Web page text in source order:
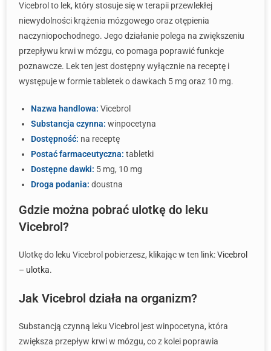
Vicebrol to lek, który stosuje się w terapii przewlekłej
niewydolności krążenia mózgowego oraz otępienia
naczyniopochodnego. Jego działanie polega na zwiększeniu
przepływu krwi w mózgu, co pomaga poprawić funkcje
poznawcze. Lek ten jest dostępny wyłącznie na receptę i
występuje w formie tabletek o dawkach 5 mg oraz 10 mg.
Nazwa handlowa: Vicebrol
Substancja czynna: winpocetyna
Dostępność: na receptę
Postać farmaceutyczna: tabletki
Dostępne dawki: 5 mg, 10 mg
Droga podania: doustna
Gdzie można pobrać ulotkę do leku
Vicebrol?
Ulotkę do leku Vicebrol pobierzesz, klikając w ten link:Vicebrol
– ulotka.
Jak Vicebrol działa na organizm?
Substancją czynną leku Vicebrol jest winpocetyna, która
zwiększa przepływ krwi w mózgu, co z kolei poprawia